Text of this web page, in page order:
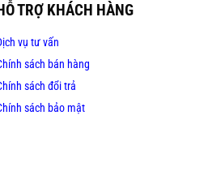
TRỢ KHÁCH HÀNG
vụ tư vấn
sách bán hàng
sách đổi trả
sách bảo mật